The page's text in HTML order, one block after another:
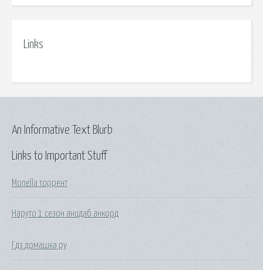
Links
Links to Important Stuff
Monella торрент
Наруто 1 сезон анидаб анкорд
Гдз домашка ру
An Informative Text Blurb